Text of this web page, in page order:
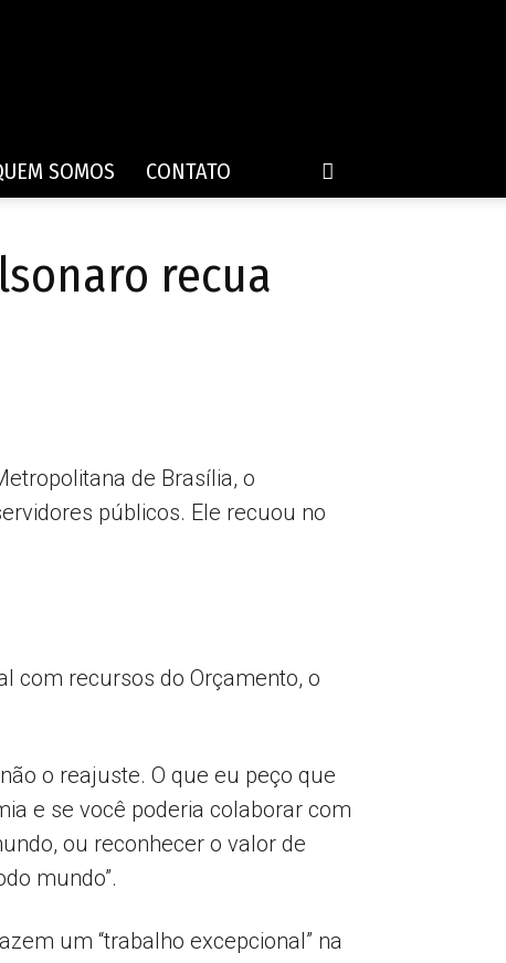
SOMOS CONTATO
recua
de Brasília, o
públicos. Ele recuou no
com recursos do Orçamento, o
o reajuste. O que eu peço que
e se você poderia colaborar com
ou reconhecer o valor de
mundo”.
um “trabalho excepcional” na